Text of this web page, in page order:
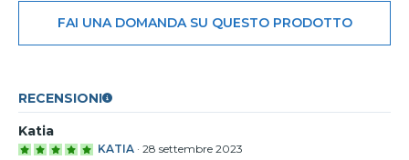
FAI UNA DOMANDA SU QUESTO PRODOTTO
RECENSIONI
Katia
KATIA · 28 settembre 2023